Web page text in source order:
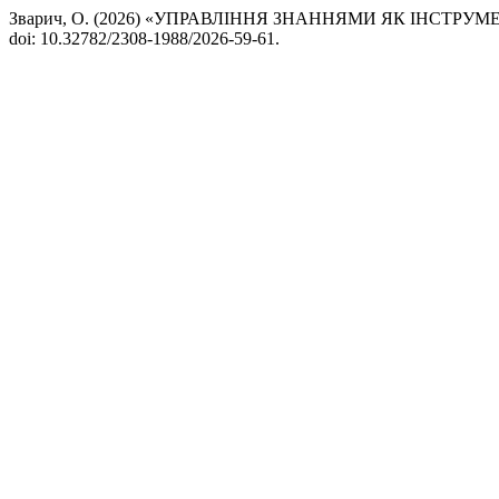
Зварич, О. (2026) «УПРАВЛІННЯ ЗНАННЯМИ ЯК
doi: 10.32782/2308-1988/2026-59-61.